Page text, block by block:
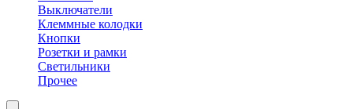
Выключатели
Клеммные колодки
Кнопки
Розетки и рамки
Светильники
Прочее